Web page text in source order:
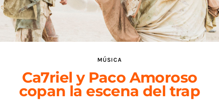
DÓNDE IR
TENDENCIAS
AGENDA
MÚSICA
Ca7riel y Paco Amoroso
copan la escena del trap